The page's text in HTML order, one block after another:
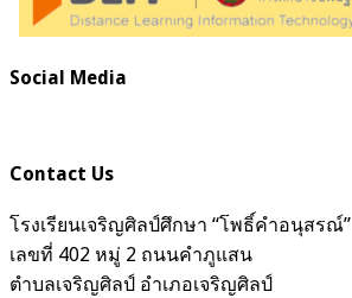
Social Media
Contact Us
โรงเรียนเจริญศิลป์ศึกษา “โพธิ์คำอนุสรณ์”
เลขที่ 402 หมู่ 2 ถนนคำภูแสน
ตำบลเจริญศิลป์ อำเภอเจริญศิลป์